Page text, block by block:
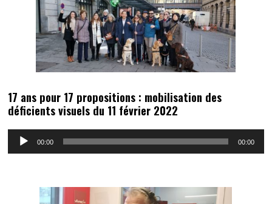
17 ans pour 17 propositions : mobilisation des
déficients visuels du 11 février 2022
Lecteur
00:00 00:00